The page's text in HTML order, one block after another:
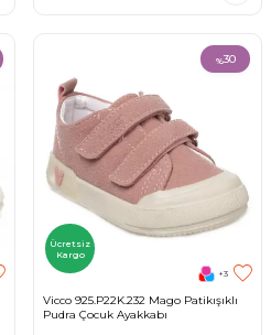
%30
Ücretsiz
Kargo
+3
Vicco 925.P22K.232 Mago Patikışıklı
Pudra Çocuk Ayakkabı